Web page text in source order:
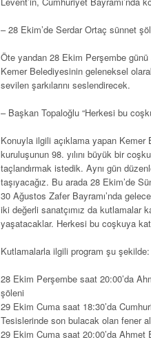
– 28 Ekim’de Serdar Ortaç sünnet
Öte yandan 28 Ekim Perşembe
Kemer Belediyesinin geleneksel
sevilen şarkılarını seslendirecek.
– Başkan Topaloğlu “Herkesi bu
Konuyla ilgili açıklama yapan Kemer
kuruluşunun 98. yılını büyük bir
taçlandırmak istedik. Aynı gün
taşıyacağız. Bu arada 28 Ekim’de
30 Ağustos Zafer Bayramı’nda
iki değerli sanatçımız da kutlamalar
yaşatacaklar. Herkesi bu coşkuya
Kutlamalarla ilgili program şu şekilde:
28 Ekim Perşembe saat 20:00’da
şöleni
29 Ekim Cuma saat 18:30’da
Tesislerinde son bulacak olan fener
29 Ekim Cuma saat 20:00’da